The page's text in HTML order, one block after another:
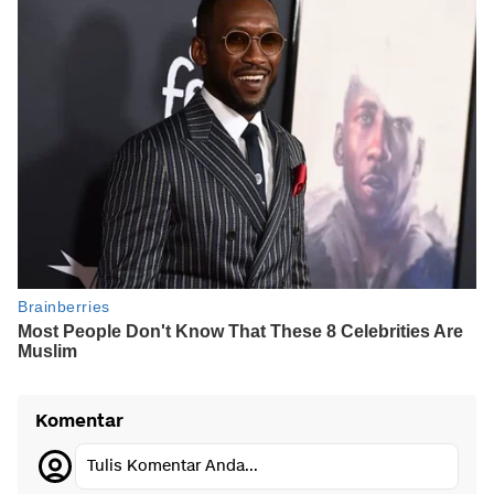
Komentar
Tulis Komentar Anda...